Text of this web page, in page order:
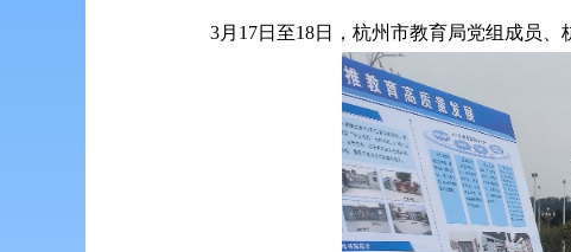
3月17日至18日，杭州市教育局党组成员